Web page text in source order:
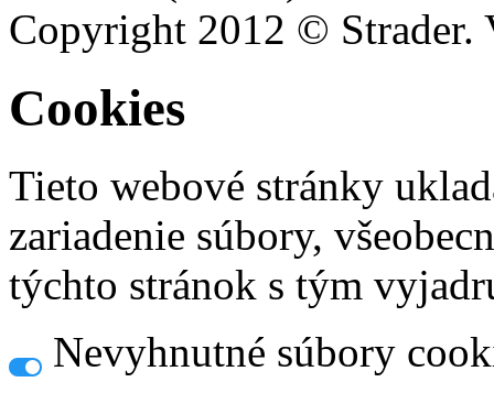
Copyright 2012 © Strader.
Cookies
Tieto webové stránky
zariadenie súbory,
týchto stránok s tým
Nevyhnutné súbory